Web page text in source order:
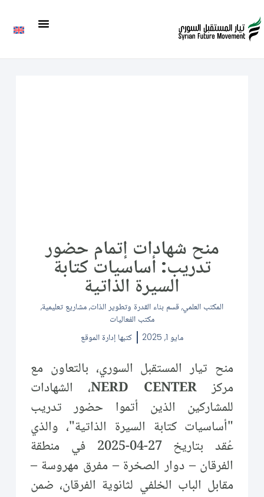
منح شهادات إتمام حضور
تدريب: أساسيات كتابة
السيرة الذاتية
المكتب العلمي, قسم بناء القدرة وتطوير الذات, مشاريع تعليمية,
مكتب الفعاليات
مايو 1, 2025
كتبها إدارة الموقع
منح تيار المستقبل السوري، بالتعاون مع
مركزNERD CENTER، الشهادات
للمشاركين الذين أتموا حضور تدريب
"أساسيات كتابة السيرة الذاتية"، والذي
عُقد بتاريخ 27-04-2025 في منطقة
الفرقان – دوار الصخرة – مفرق مهروسة –
مقابل الباب الخلفي لثانوية الفرقان، ضمن